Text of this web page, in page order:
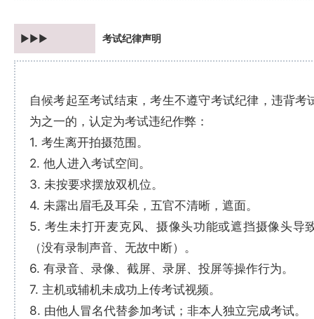
►►► 考试纪律声明
自候考起至考试结束，考生不遵守考试纪律，违背考
为之一的，认定为考试违纪作弊：
1. 考生离开拍摄范围。
2. 他人进入考试空间。
3. 未按要求摆放双机位。
4. 未露出眉毛及耳朵，五官不清晰，遮面。
5. 考生未打开麦克风、摄像头功能或遮挡摄像头导
（没有录制声音、无故中断）。
6. 有录音、录像、截屏、录屏、投屏等操作行为。
7. 主机或辅机未成功上传考试视频。
8. 由他人冒名代替参加考试；非本人独立完成考试。